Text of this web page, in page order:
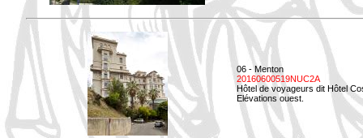
06 - Menton
20160600519NUC2A
Hôtel de voyageurs dit Hôtel
Elévations ouest.